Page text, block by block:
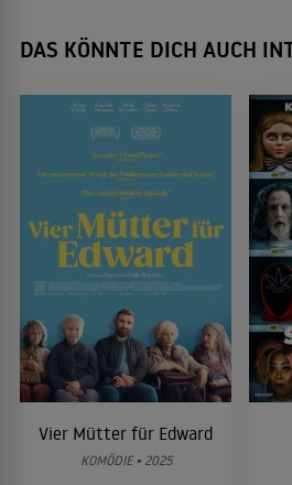
DAS KÖNNTE DICH AUCH
Vier Mütter für Edward
KOMÖDIE • 2025